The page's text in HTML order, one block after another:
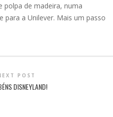
polpa de madeira, numa
para a Unilever. Mais um passo
POST
DISNEYLAND!